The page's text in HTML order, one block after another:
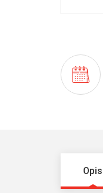
Opis